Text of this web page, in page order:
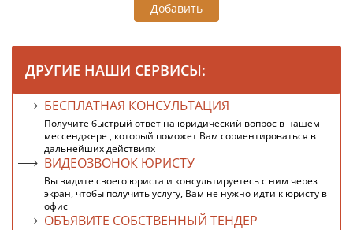
Добавить
ДРУГИЕ НАШИ СЕРВИСЫ:
БЕСПЛАТНАЯ КОНСУЛЬТАЦИЯ
Получите быстрый ответ на юридический вопрос в нашем
мессенджере , который поможет Вам сориентироваться в
дальнейших действиях
ВИДЕОЗВОНОК ЮРИСТУ
Вы видите своего юриста и консультируетесь с ним через
экран, чтобы получить услугу, Вам не нужно идти к юристу в
офис
ОБЪЯВИТЕ СОБСТВЕННЫЙ ТЕНДЕР